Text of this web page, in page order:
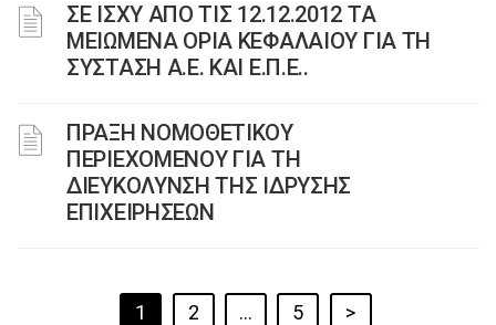
ΣΕ ΙΣΧΥ ΑΠΟ ΤΙΣ 12.12.2012 ΤΑ
ΜΕΙΩΜΕΝΑ ΟΡΙΑ ΚΕΦΑΛΑΙΟΥ ΓΙΑ ΤΗ
ΣΥΣΤΑΣΗ Α.Ε. ΚΑΙ Ε.Π.Ε..
ΠΡΑΞΗ ΝΟΜΟΘΕΤΙΚΟΥ
ΠΕΡΙΕΧΟΜΕΝΟΥ ΓΙΑ ΤΗ
ΔΙΕΥΚΟΛΥΝΣΗ ΤΗΣ ΙΔΡΥΣΗΣ
ΕΠΙΧΕΙΡΗΣΕΩΝ
1 2 … 5 >